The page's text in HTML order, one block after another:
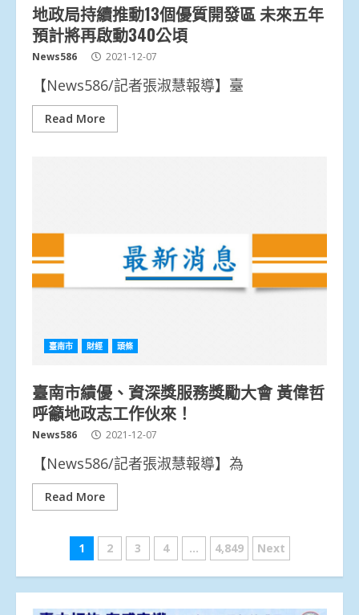
地政局持續推動13個優質開發區 未來五年
預計將再啟動340公頃
News586 2021-12-07
【News586/記者張淑慧報導】臺
Read More
臺南市 財經 頭條
臺南市績優、資深獎服務獎勵大會 黃偉哲
呼籲地政志工作伙來！
News586 2021-12-07
【News586/記者張淑慧報導】為
Read More
文
章
1 2 3 4 ... 4,849 Next